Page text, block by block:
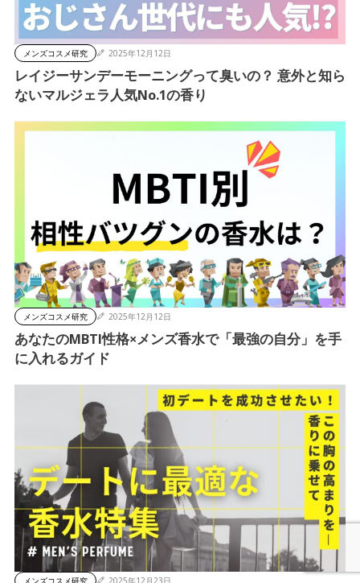
メンズコスメ研究 2025年12月12日
レイジーサンデーモーニングって臭いの？ 意外と知ら
ないマルジェラ人気No.1の香り
メンズコスメ研究 2025年12月12日
あなたのMBTI性格×メンズ香水で「最強の自分」を手
に入れるガイド
メンズコスメ研究 2025年12月23日